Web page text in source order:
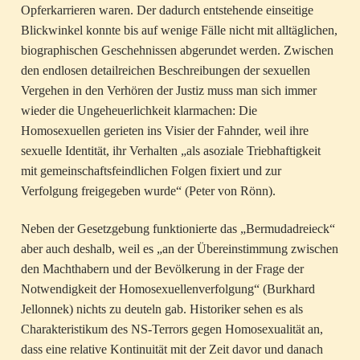
Opferkarrieren waren. Der dadurch entstehende einseitige
Blickwinkel konnte bis auf wenige Fälle nicht mit alltäglichen,
biographischen Geschehnissen abgerundet werden. Zwischen
den endlosen detailreichen Beschreibungen der sexuellen
Vergehen in den Verhören der Justiz muss man sich immer
wieder die Ungeheuerlichkeit klarmachen: Die
Homosexuellen gerieten ins Visier der Fahnder, weil ihre
sexuelle Identität, ihr Verhalten „als asoziale Triebhaftigkeit
mit gemeinschaftsfeindlichen Folgen fixiert und zur
Verfolgung freigegeben wurde“ (Peter von Rönn).
Neben der Gesetzgebung funktionierte das „Bermudadreieck“
aber auch deshalb, weil es „an der Übereinstimmung zwischen
den Machthabern und der Bevölkerung in der Frage der
Notwendigkeit der Homosexuellenverfolgung“ (Burkhard
Jellonnek) nichts zu deuteln gab. Historiker sehen es als
Charakteristikum des NS-Terrors gegen Homosexualität an,
dass eine relative Kontinuität mit der Zeit davor und danach